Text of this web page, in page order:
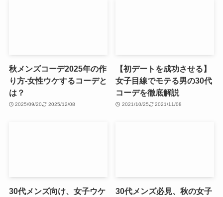
秋メンズコーデ2025年の作
り方-女性ウケするコーデと
は？
2025/09/20 2025/12/08
【初デートを成功させる】
女子目線でモテる男の30代
コーデを徹底解説
2021/10/25 2021/11/08
30代メンズ向け、女子ウケ
30代メンズ必見、秋の女子